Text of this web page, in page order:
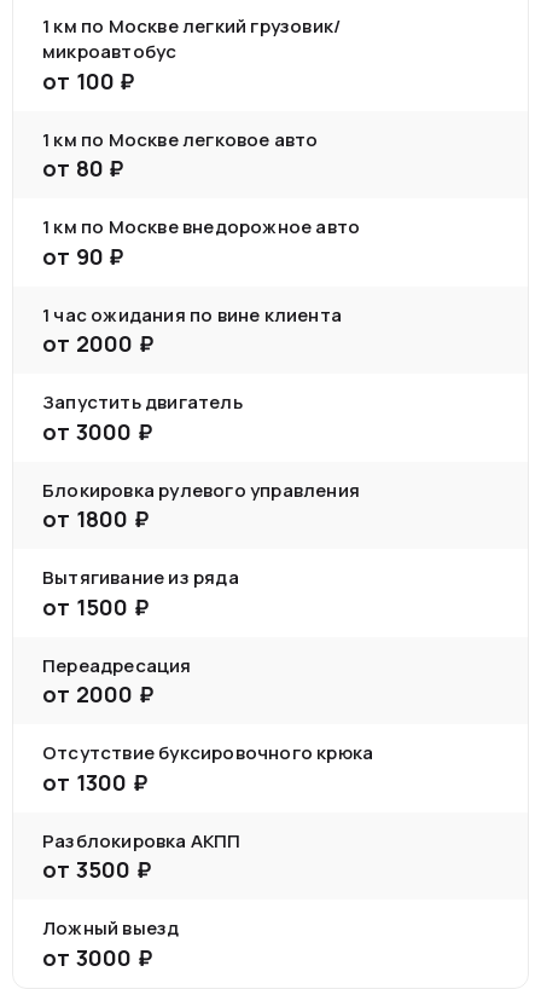
1 км по Москве легкий грузовик/
микроавтобус
от 100 ₽
1 км по Москве легковое авто
от 80 ₽
1 км по Москве внедорожное авто
от 90 ₽
1 час ожидания по вине клиента
от 2000 ₽
Запустить двигатель
от 3000 ₽
Блокировка рулевого управления
от 1800 ₽
Вытягивание из ряда
от 1500 ₽
Переадресация
от 2000 ₽
Отсутствие буксировочного крюка
от 1300 ₽
Разблокировка АКПП
от 3500 ₽
Ложный выезд
от 3000 ₽